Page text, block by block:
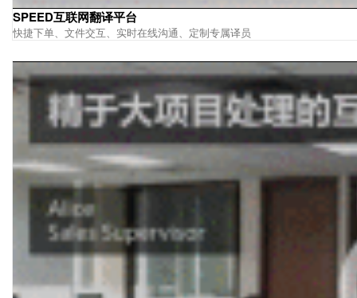
SPEED互联网翻译平台
快捷下单、文件交互、实时在线沟通、定制专属译员